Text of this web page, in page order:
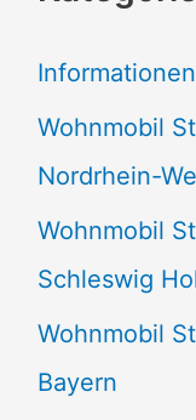
n
n
a
c
h
:
Informationen
Wohnmobil
Nordrhein-
Wohnmobil
Schleswig
Wohnmobil
Bayern